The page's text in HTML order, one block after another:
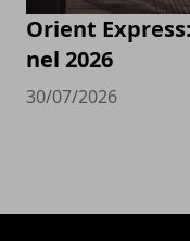
Orient
nel 2026
30/07/2026